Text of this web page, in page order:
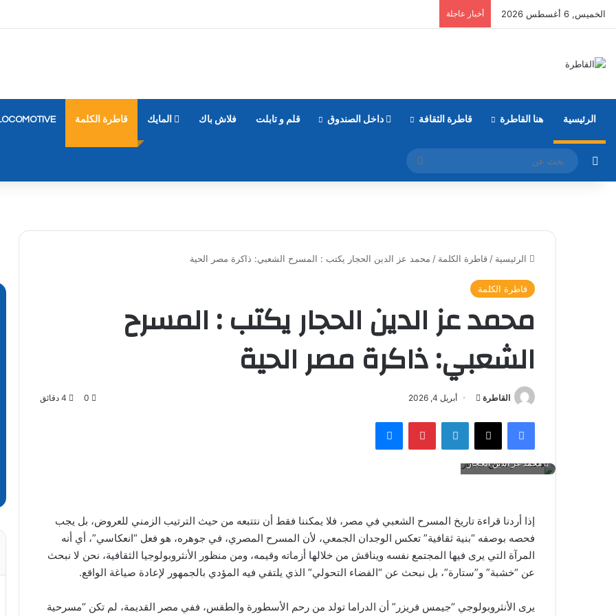
الخميس, 6 أغسطس 2026 أخبار عاجلة
الرئيسية هنا القاطرة قاطرة الثقافة داخل الصندوق قلم و تابلت فلاش باك المايك قاطرة الكلمة
مقال عشوائي
بحث
عن
الرئيسية / قاطرة الكلمة / محمد عز الدين الحجار يكتب : المسرح الشعبي: ذاكرة مصر الحية
قاطرة الكلمة
محمد عز الدين الحجار يكتب : المسرح
الشعبي: ذاكرة مصر الحية
القاطرة
أرسل
إلكترونيا
أبريل 4, 2026 0
فيسبوك ‫X لينكدإن بينتيريستماسنجر
محمد عز الدين الحجار
إذا أردنا قراءة تاريخ المسرح الشعبي في مصر، فلا يمكننا فقط أن نتتبعه من حيث الترتيب الزمني للعروض، بل يجب
فحصه بوصفه “بنية ثقافية” تعكس الوجدان الجمعي، لأن المسرح المصري، في جوهره، هو فعل “انعكاسي”، أي أنه
المرآة التي يرى فيها المجتمع نفسه ويناقش من خلالها أزماته وقيمه، ومن منظور الأنثروبولوجيا الثقافية، نحن لا نبحث
عن “خشبة” و”ستارة”، بل نبحث عن “الفضاء التحولي” الذي يلتقي فيه المؤدي بالجمهور لإعادة صياغة الواقع.
يرى الأنثروبولوجي “جيمس فريزر” أن الدراما تولد من رحم الأسطورة والطقس، ففي مصر القديمة، لم تكن “مسرحية